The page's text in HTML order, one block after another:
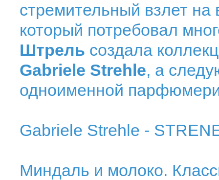
стремительный взлет
который потребовал
Штрель создала
Gabriele Strehle, а
одноименной
Gabriele Strehle -
Миндаль и молоко.